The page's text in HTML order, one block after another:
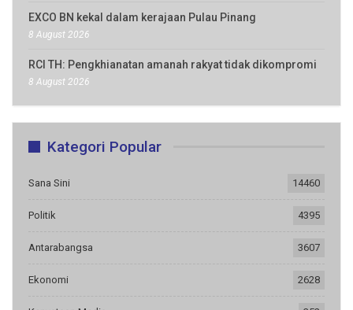
EXCO BN kekal dalam kerajaan Pulau Pinang
8 August 2026
RCI TH: Pengkhianatan amanah rakyat tidak dikompromi
8 August 2026
Kategori Popular
Sana Sini 14460
Politik 4395
Antarabangsa 3607
Ekonomi 2628